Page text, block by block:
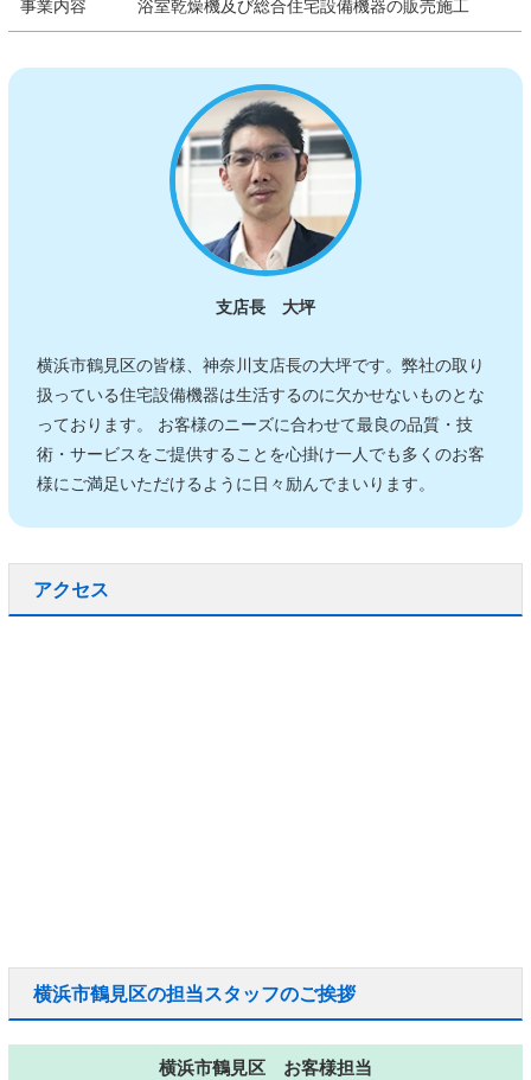
事業内容 浴室乾燥機及び総合住宅設備機器の販売施工
支店長 大坪
横浜市鶴見区の皆様、神奈川支店長の大坪です。弊社の取り
扱っている住宅設備機器は生活するのに欠かせないものとな
っております。 お客様のニーズに合わせて最良の品質・技
術・サービスをご提供することを心掛け一人でも多くのお客
様にご満足いただけるように日々励んでまいります。
アクセス
横浜市鶴見区の担当スタッフのご挨拶
横浜市鶴見区 お客様担当